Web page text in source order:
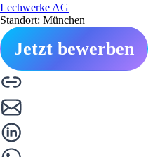
Lechwerke AG
Standort: München
Jetzt bewerben